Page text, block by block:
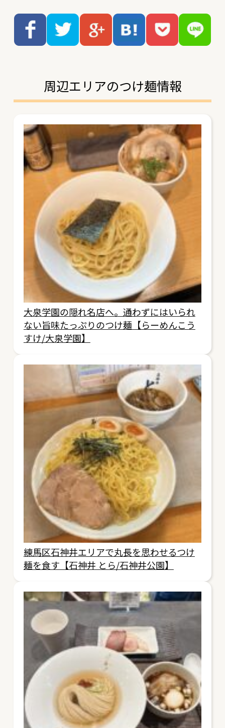
周辺エリアのつけ麺情報
大泉学園の隠れ名店へ。通わずにはいられ
ない旨味たっぷりのつけ麺【らーめんこう
すけ/大泉学園】
練馬区石神井エリアで丸長を思わせるつけ
麺を食す【石神井 とら/石神井公園】